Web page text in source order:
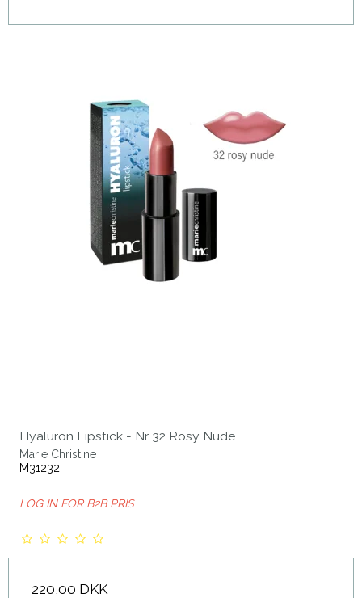
Hyaluron Lipstick - Nr. 32 Rosy Nude
Marie Christine
M31232
LOG IN FOR B2B PRIS
220,00 DKK